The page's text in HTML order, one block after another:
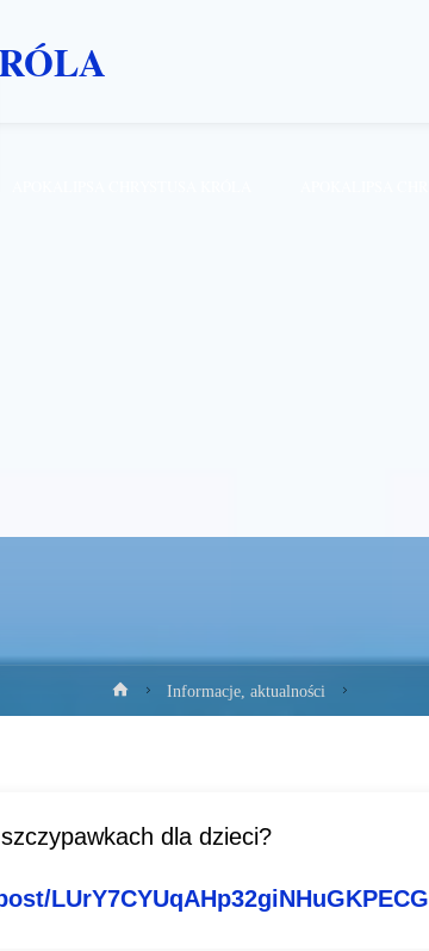
Strona
główna
Informacje, aktualności
dla dzieci?
LUrY7CYUqAHp32giNHuGKPECG